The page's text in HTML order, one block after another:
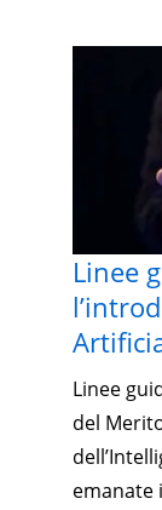
Linee
Linee
del
emanate